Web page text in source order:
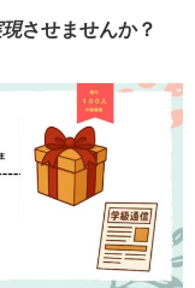
現させませんか？